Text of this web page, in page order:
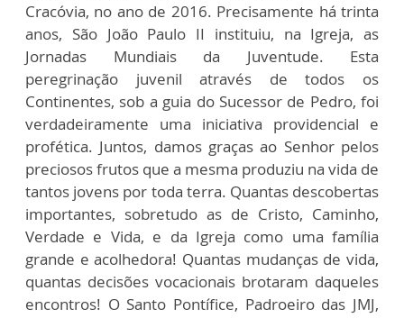
Cracóvia, no ano de 2016. Precisamente há trinta
anos, São João Paulo II instituiu, na Igreja, as
Jornadas Mundiais da Juventude. Esta
peregrinação juvenil através de todos os
Continentes, sob a guia do Sucessor de Pedro, foi
verdadeiramente uma iniciativa providencial e
profética. Juntos, damos graças ao Senhor pelos
preciosos frutos que a mesma produziu na vida de
tantos jovens por toda terra. Quantas descobertas
importantes, sobretudo as de Cristo, Caminho,
Verdade e Vida, e da Igreja como uma família
grande e acolhedora! Quantas mudanças de vida,
quantas decisões vocacionais brotaram daqueles
encontros! O Santo Pontífice, Padroeiro das JMJ,